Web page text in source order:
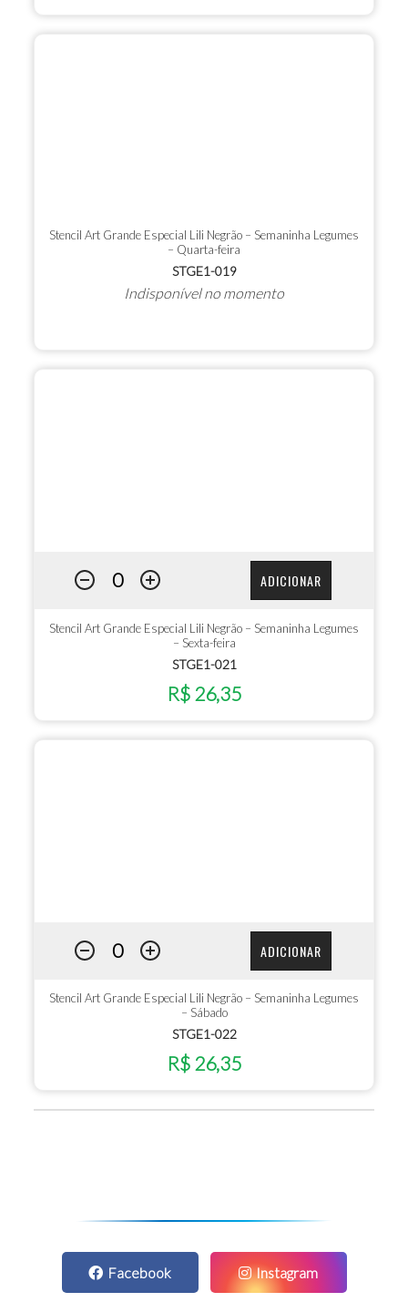
Stencil Art Grande Especial Lili Negrão – Semaninha Legumes
– Quarta-feira
STGE1-019
Indisponível no momento
ADICIONAR
Stencil Art Grande Especial Lili Negrão – Semaninha Legumes
– Sexta-feira
STGE1-021
R$ 26,35
ADICIONAR
Stencil Art Grande Especial Lili Negrão – Semaninha Legumes
– Sábado
STGE1-022
R$ 26,35
Facebook Instagram